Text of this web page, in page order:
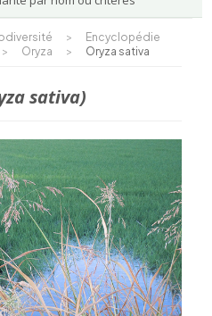
>
Encyclopédie
> Oryza > Oryza sativa
sativa)